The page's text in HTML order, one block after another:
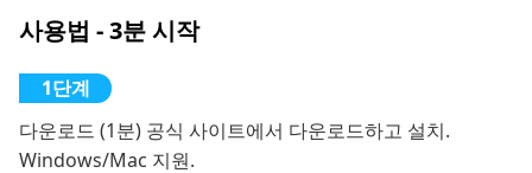
사용법 - 3분 시작
다운로드 (1분) 공식 사이트에서 다운로드하고 설치.
Windows/Mac 지원.